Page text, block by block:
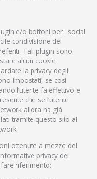
e/o bottoni per i social
condivisione dei
Tali plugin sono
alcun cookie
la privacy degli
impostati, se così
l’utente fa effettivo e
che se l’utente
allora ha già
tramite questo sito al
ottenute a mezzo del
privacy dei
riferimento: